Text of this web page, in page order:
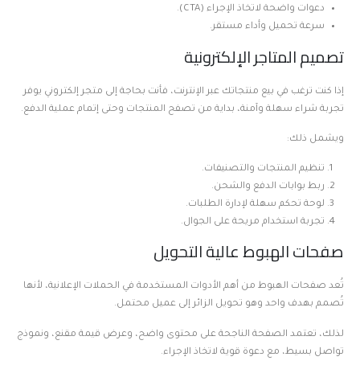
دعوات واضحة لاتخاذ الإجراء (CTA).
سرعة تحميل وأداء مستقر.
تصميم المتاجر الإلكترونية
إذا كنت ترغب في بيع منتجاتك عبر الإنترنت، فأنت بحاجة إلى متجر إلكتروني يوفر
تجربة شراء سهلة وآمنة، بداية من تصفح المنتجات وحتى إتمام عملية الدفع.
ويشمل ذلك:
تنظيم المنتجات والتصنيفات.
ربط بوابات الدفع والشحن.
لوحة تحكم سهلة لإدارة الطلبات.
تجربة استخدام مريحة على الجوال.
صفحات الهبوط عالية التحويل
تُعد صفحات الهبوط من أهم الأدوات المستخدمة في الحملات الإعلانية، لأنها
تُصمم بهدف واحد وهو تحويل الزائر إلى عميل محتمل.
لذلك، تعتمد الصفحة الناجحة على محتوى واضح، وعرض قيمة مقنع، ونموذج
تواصل بسيط، مع دعوة قوية لاتخاذ الإجراء.